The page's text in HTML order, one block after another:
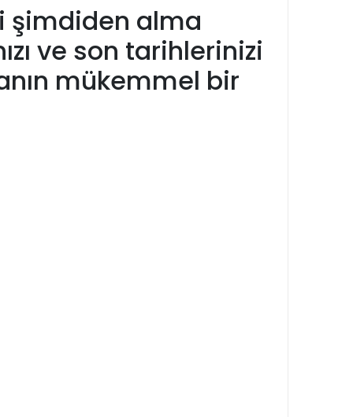
şimdiden alma
ve son tarihlerinizi
mükemmel bir